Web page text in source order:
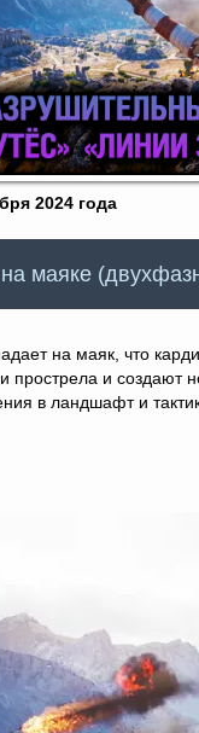
2024 года
маяке
на маяк, что
прострела и создают
в ландшафт и